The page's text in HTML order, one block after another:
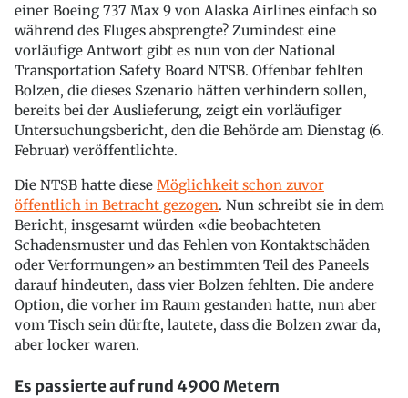
einer Boeing 737 Max 9 von Alaska Airlines einfach so
während des Fluges absprengte? Zumindest eine
vorläufige Antwort gibt es nun von der National
Transportation Safety Board NTSB. Offenbar fehlten
Bolzen, die dieses Szenario hätten verhindern sollen,
bereits bei der Auslieferung, zeigt ein vorläufiger
Untersuchungsbericht, den die Behörde am Dienstag (6.
Februar) veröffentlichte.
Die NTSB hatte diese Möglichkeit schon zuvor
öffentlich in Betracht gezogen. Nun schreibt sie in dem
Bericht, insgesamt würden «die beobachteten
Schadensmuster und das Fehlen von Kontaktschäden
oder Verformungen» an bestimmten Teil des Paneels
darauf hindeuten, dass vier Bolzen fehlten. Die andere
Option, die vorher im Raum gestanden hatte, nun aber
vom Tisch sein dürfte, lautete, dass die Bolzen zwar da,
aber locker waren.
Es passierte auf rund 4900 Metern